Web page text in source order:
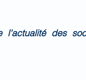
l'actualité des